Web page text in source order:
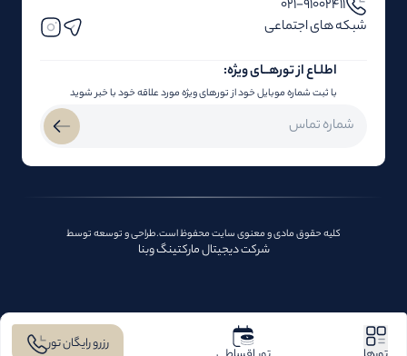
رزرو رایگان تور
۰۲۱-91002411
شبکه های اجتماعی
اطلـاع از تور‌هــای ویژه:
با ثبت شماره موبایل خود از تورهای ویژه مورد علاقه خود با خبر شوید
کلیه حقوق مادی و معنوی سایت محفوظ است.طراحی و توسعه توسط
شرکت دیجیتال مارکتینگ وبنا